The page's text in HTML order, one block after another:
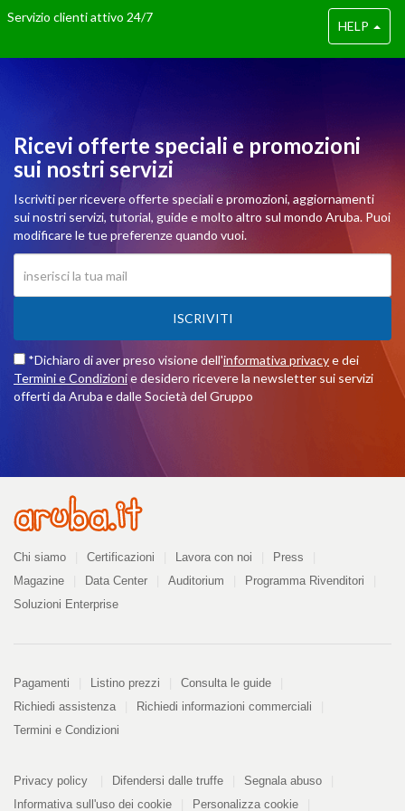
HELP
Servizio clienti attivo 24/7
Ricevi offerte speciali e promozioni
sui nostri servizi
Iscriviti per ricevere offerte speciali e promozioni, aggiornamenti
sui nostri servizi, tutorial, guide e molto altro sul mondo Aruba. Puoi
modificare le tue preferenze quando vuoi.
ISCRIVITI
*Dichiaro di aver preso visione dell'informativa privacye dei
Termini e Condizionie desidero ricevere la newsletter sui servizi
offerti da Aruba e dalle Società del Gruppo
Azienda
Chi siamo Certificazioni Lavora con noi
Press
Magazine
Data Center Auditorium
Programma Rivenditori
Soluzioni Enterprise
Pagamenti
Pagamenti Listino prezzi
Consulta le guide
Richiedi assistenza
Richiedi informazioni commerciali
Termini e Condizioni
Informazioni
Privacy policy
PDF
kB
Difendersi dalle truffe
Segnala abuso
Informativa sull'uso dei cookie
Personalizza cookie